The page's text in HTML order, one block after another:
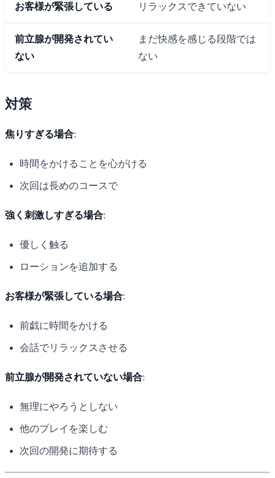
お客様が緊張している リラックスできていない
前立腺が開発されてい
ない
まだ快感を感じる段階では
ない
対策
焦りすぎる場合:
時間をかけることを心がける
次回は長めのコースで
強く刺激しすぎる場合:
優しく触る
ローションを追加する
お客様が緊張している場合:
前戯に時間をかける
会話でリラックスさせる
前立腺が開発されていない場合:
無理にやろうとしない
他のプレイを楽しむ
次回の開発に期待する